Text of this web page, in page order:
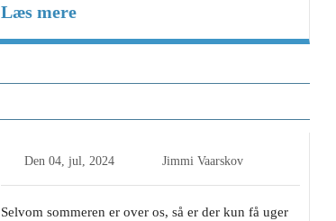
Læs mere
Den 04, jul, 2024 Jimmi Vaarskov
Selvom sommeren er over os, så er der kun få uger